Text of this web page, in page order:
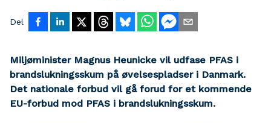
Del
Miljøminister Magnus Heunicke vil udfase PFAS i
brandslukningsskum på øvelsespladser i Danmark.
Det nationale forbud vil gå forud for et kommende
EU-forbud mod PFAS i brandslukningsskum.